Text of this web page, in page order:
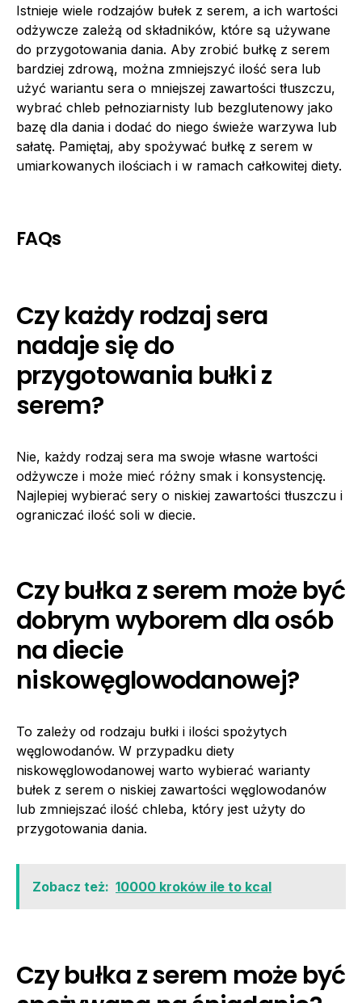
Istnieje wiele rodzajów bułek z serem, a ich wartości
odżywcze zależą od składników, które są używane
do przygotowania dania. Aby zrobić bułkę z serem
bardziej zdrową, można zmniejszyć ilość sera lub
użyć wariantu sera o mniejszej zawartości tłuszczu,
wybrać chleb pełnoziarnisty lub bezglutenowy jako
bazę dla dania i dodać do niego świeże warzywa lub
sałatę. Pamiętaj, aby spożywać bułkę z serem w
umiarkowanych ilościach i w ramach całkowitej diety.
FAQs
Czy każdy rodzaj sera
nadaje się do
przygotowania bułki z
serem?
Nie, każdy rodzaj sera ma swoje własne wartości
odżywcze i może mieć różny smak i konsystencję.
Najlepiej wybierać sery o niskiej zawartości tłuszczu i
ograniczać ilość soli w diecie.
Czy bułka z serem może być
dobrym wyborem dla osób
na diecie
niskowęglowodanowej?
To zależy od rodzaju bułki i ilości spożytych
węglowodanów. W przypadku diety
niskowęglowodanowej warto wybierać warianty
bułek z serem o niskiej zawartości węglowodanów
lub zmniejszać ilość chleba, który jest użyty do
przygotowania dania.
Zobacz też: 10000 kroków ile to kcal
Czy bułka z serem może być